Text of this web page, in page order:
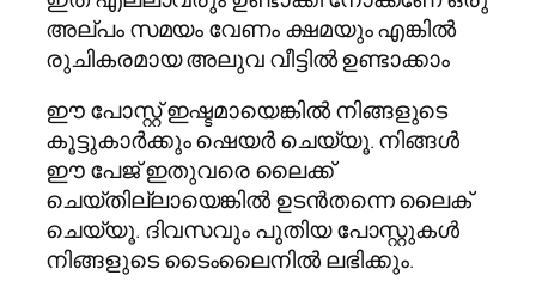
അല്പം സമയം വേണം ക്ഷമയും എങ്കില്‍
രുചികരമായ അലുവ വീട്ടില്‍ ഉണ്ടാക്കാം
ഈ പോസ്റ്റ്‌ ഇഷ്ടമായെങ്കില്‍ നിങ്ങളുടെ
കൂട്ടുകാര്‍ക്കും ഷെയര്‍ ചെയ്യൂ. നിങ്ങള്‍
ഈ പേജ് ഇതുവരെ ലൈക്ക്
ചെയ്തില്ലായെങ്കില്‍ ഉടന്‍തന്നെ ലൈക്
ചെയ്യൂ. ദിവസവും പുതിയ പോസ്റ്റുകള്‍
നിങ്ങളുടെ ടൈംലൈനില്‍ ലഭിക്കും.